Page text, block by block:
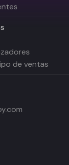
de ventas